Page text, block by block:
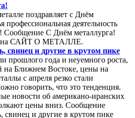
поздравляет с Днём
профессиональная деятельность
Сообщение С Днём металлурга!
на САЙТ О МЕТАЛЛЕ.
свинец и другие в крутом пике
прошлого года и неуемного роста,
на Ближнем Востоке, цены на
с апреля резко стали
говорить, что это тенденция.
новости об американо-иранских
цены вниз. Сообщение
и другие в крутом пике